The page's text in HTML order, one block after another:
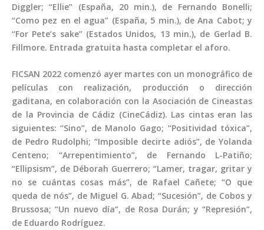
Diggler; “Ellie” (España, 20 min.), de Fernando Bonelli;
“Como pez en el agua” (España, 5 min.), de Ana Cabot; y
“For Pete’s sake” (Estados Unidos, 13 min.), de Gerlad B.
Fillmore. Entrada gratuita hasta completar el aforo.
FICSAN 2022 comenzó ayer martes con un monográfico de
películas con realización, producción o dirección
gaditana, en colaboración con la Asociación de Cineastas
de la Provincia de Cádiz (CineCádiz). Las cintas eran las
siguientes: “Sino”, de Manolo Gago; “Positividad tóxica”,
de Pedro Rudolphi; “Imposible decirte adiós”, de Yolanda
Centeno; “Arrepentimiento”, de Fernando L-Patiño;
“Ellipsism”, de Déborah Guerrero; “Lamer, tragar, gritar y
no se cuántas cosas más”, de Rafael Cañete; “O que
queda de nós”, de Miguel G. Abad; “Sucesión”, de Cobos y
Brussosa; “Un nuevo día”, de Rosa Durán; y “Represión”,
de Eduardo Rodríguez.